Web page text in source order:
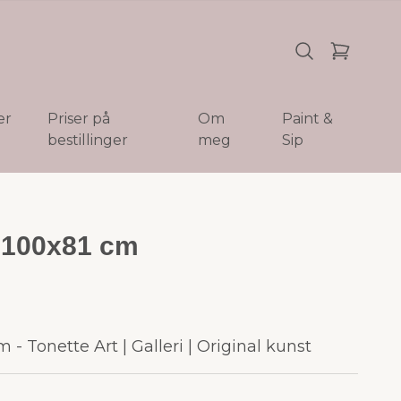
Priser på
bestillinger
Om
meg
Paint &
Sip
cm
- Tonette Art | Galleri | Original kunst